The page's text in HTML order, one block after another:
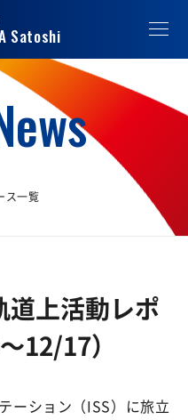
有人宇宙技術部門 Humans in Space
Satoshi
ス一覧
道上活動レポ
12/17）
ーション（ISS）に旅立